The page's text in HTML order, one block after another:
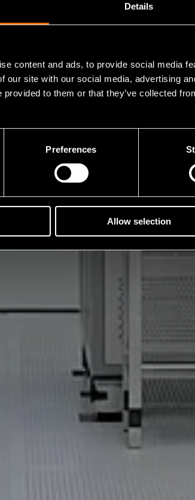
Details
content and ads, to provide social media
our site with our social media, advertising
provided to them or that they’ve collected
Preferences
Allow selection